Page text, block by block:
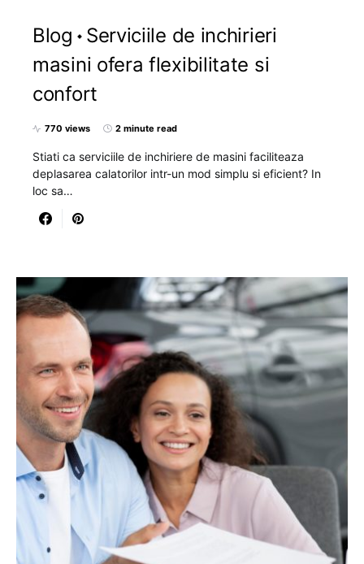
Blog
Serviciile de inchirieri
masini ofera flexibilitate si
confort
770 views 2 minute read
Stiati ca serviciile de inchiriere de masini faciliteaza
deplasarea calatorilor intr-un mod simplu si eficient? In
loc sa…